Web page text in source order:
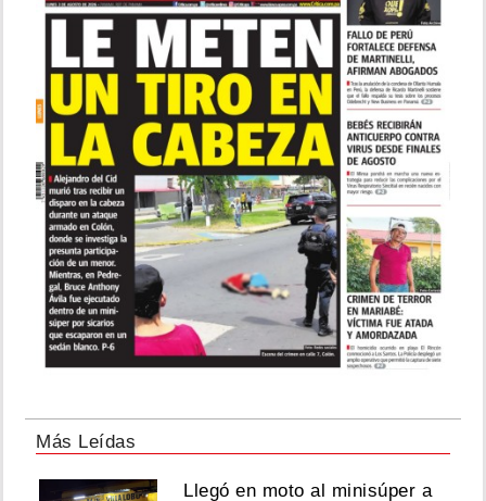
Más Leídas
Llegó en moto al minisúper a